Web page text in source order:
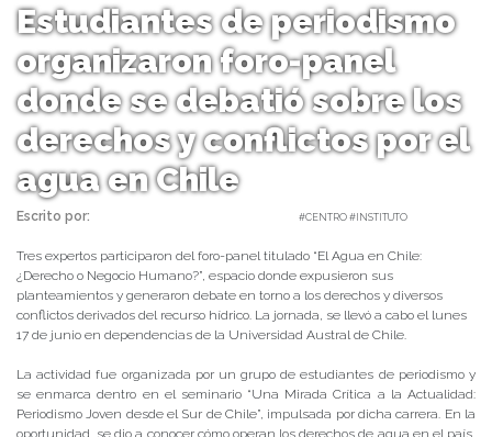
Estudiantes de periodismo
organizaron foro-panel
donde se debatió sobre los
derechos y conflictos por el
agua en Chile
Escrito por: #CENTRO #INSTITUTO
Tres expertos participaron del foro-panel titulado “El Agua en Chile:
¿Derecho o Negocio Humano?”, espacio donde expusieron sus
planteamientos y generaron debate en torno a los derechos y diversos
conflictos derivados del recurso hídrico. La jornada, se llevó a cabo el lunes
17 de junio en dependencias de la Universidad Austral de Chile.
La actividad fue organizada por un grupo de estudiantes de periodismo y
se enmarca dentro en el seminario “Una Mirada Crítica a la Actualidad:
Periodismo Joven desde el Sur de Chile”, impulsada por dicha carrera. En la
oportunidad, se dio a conocer cómo operan los derechos de agua en el país,